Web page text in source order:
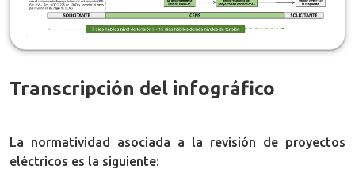
Transcripción del infográfico
La normatividad asociada a la revisión de proyectos
eléctricos es la siguiente: